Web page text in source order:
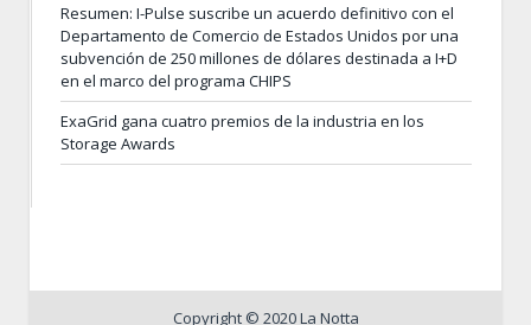
Resumen: I-Pulse suscribe un acuerdo definitivo con el
Departamento de Comercio de Estados Unidos por una
subvención de 250 millones de dólares destinada a I+D
en el marco del programa CHIPS
ExaGrid gana cuatro premios de la industria en los
Storage Awards
Copyright © 2020 La Notta